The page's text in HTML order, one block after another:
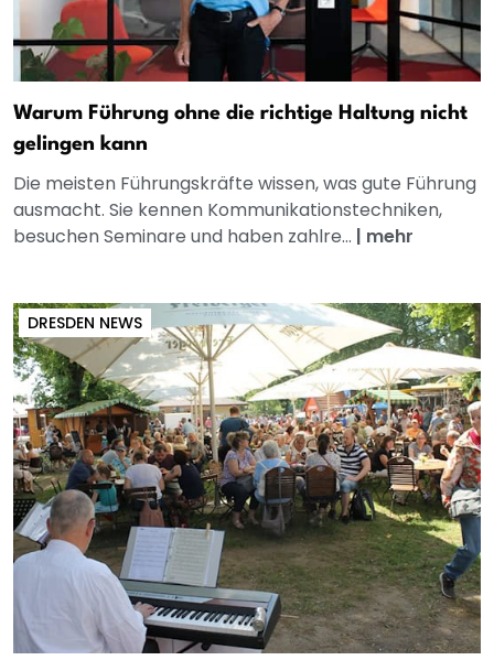
Warum Führung ohne die richtige Haltung nicht
gelingen kann
Die meisten Führungskräfte wissen, was gute Führung
ausmacht. Sie kennen Kommunikationstechniken,
besuchen Seminare und haben zahlre... | mehr
DRESDEN NEWS